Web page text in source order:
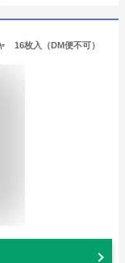
16枚入（DM便不可）